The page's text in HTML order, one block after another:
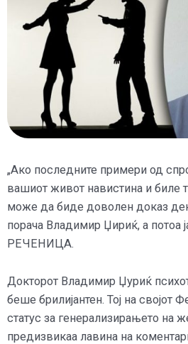
„Ако последните примери од
вашиот живот навистина и биле
може да биде доволен доказ
порача Владимир Џириќ, а
РЕЧЕНИЦА.
Докторот Владимир Џуриќ
беше брилијантен. Тој на својот
статус за генерализирањето на
предизвикаа лавина на